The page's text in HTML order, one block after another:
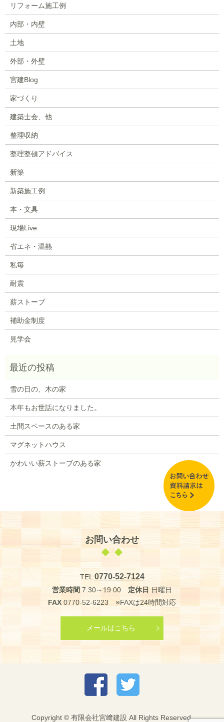
リフォーム施工例
内部・内壁
土地
外部・外壁
宮建Blog
家づくり
建築士会、他
整理収納
整理整頓アドバイス
新築
新築施工例
本・文具
現場Live
省エネ・温熱
私毎
耐震
薪ストーブ
補助金制度
見学会
雪の日の、木の家
本年もお世話になりました。
土間スペースのある家
マグネットハウス
かわいい薪ストーブのある家
お問い合わせ
TEL 0770-52-7124
営業時間 7:30～19:00 定休日 日曜日
FAX 0770-52-6223 ※FAXは24時間対応
メールはこちら
Copyright © 有限会社宮﨑建設 All Rights Reserved.